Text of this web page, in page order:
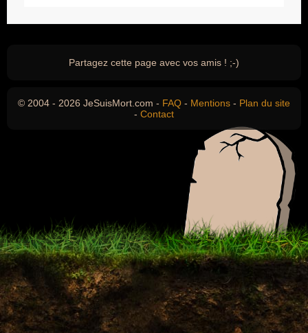
Partagez cette page avec vos amis ! ;-)
© 2004 - 2026 JeSuisMort.com - FAQ - Mentions - Plan du site
- Contact